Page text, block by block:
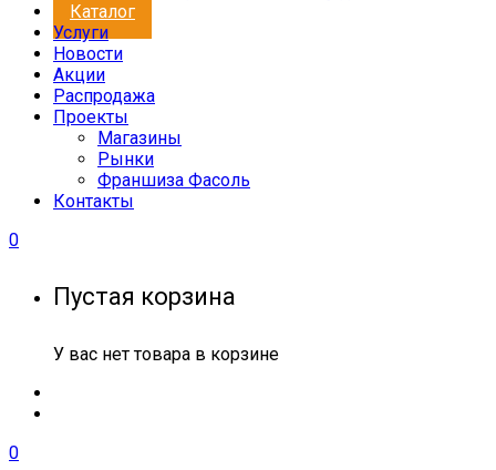
Каталог
Услуги
Новости
Акции
Распродажа
Проекты
Магазины
Рынки
Франшиза Фасоль
Контакты
0
Пустая корзина
У вас нет товара в корзине
0